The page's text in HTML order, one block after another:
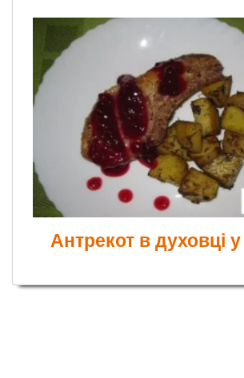
Антрекот в духовці